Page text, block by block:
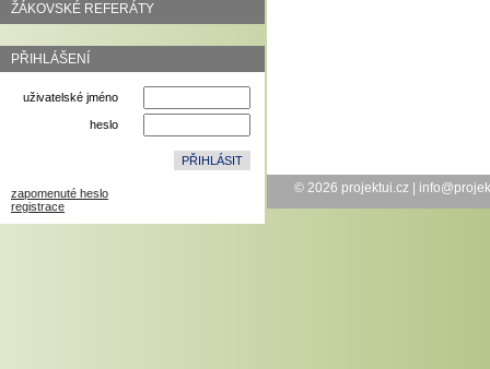
ŽÁKOVSKÉ REFERÁTY
PŘIHLÁŠENÍ
uživatelské jméno
heslo
zapomenuté heslo
registrace
© 2026 projektui.cz